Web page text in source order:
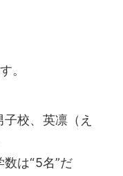
。
校、英凛（え
は“5名”だ